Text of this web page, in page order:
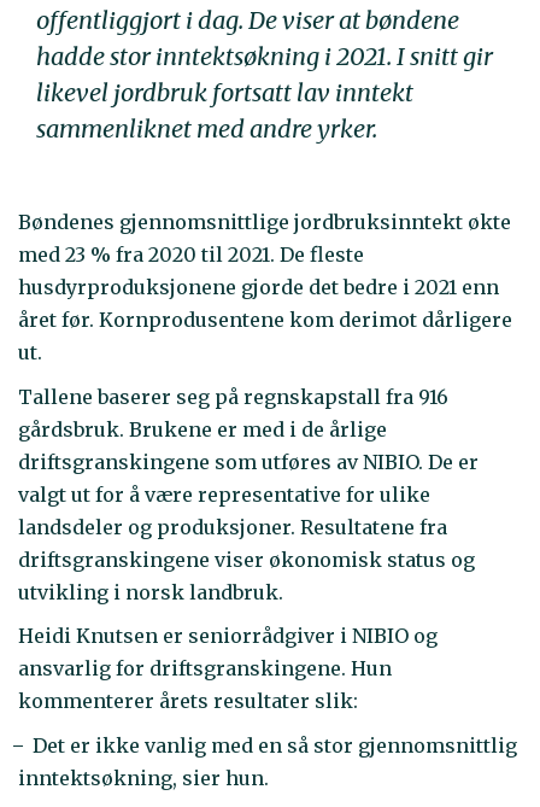
offentliggjort i dag. De viser at bøndene
hadde stor inntektsøkning i 2021. I snitt gir
likevel jordbruk fortsatt lav inntekt
sammenliknet med andre yrker.
Bøndenes gjennomsnittlige jordbruksinntekt økte
med 23 % fra 2020 til 2021. De fleste
husdyrproduksjonene gjorde det bedre i 2021 enn
året før. Kornprodusentene kom derimot dårligere
ut.
Tallene baserer seg på regnskapstall fra 916
gårdsbruk. Brukene er med i de årlige
driftsgranskingene som utføres av NIBIO. De er
valgt ut for å være representative for ulike
landsdeler og produksjoner. Resultatene fra
driftsgranskingene viser økonomisk status og
utvikling i norsk landbruk.
Heidi Knutsen er seniorrådgiver i NIBIO og
ansvarlig for driftsgranskingene. Hun
kommenterer årets resultater slik:
̶̶ Det er ikke vanlig med en så stor gjennomsnittlig
inntektsøkning, sier hun.